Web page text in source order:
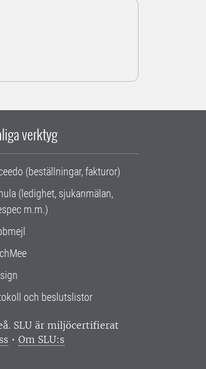
verktyg
(beställningar, fakturor)
(ledighet, sjukanmälan,
m.m.)
och beslutslistor
SLU är miljöcertifierat
• Om SLU:s